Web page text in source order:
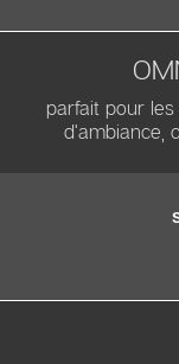
parfait pour
d'ambiance,